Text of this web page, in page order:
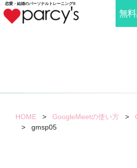
恋愛・結婚のパーソナルトレーニング®
無
HOME > GoogleMeetの使い方 >
>
gmsp05